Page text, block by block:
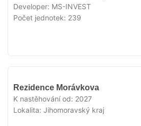
Developer: MS-INVEST
Počet jednotek: 239
Rezidence Morávkova
K nastěhování od: 2027
Lokalita: Jihomoravský kraj